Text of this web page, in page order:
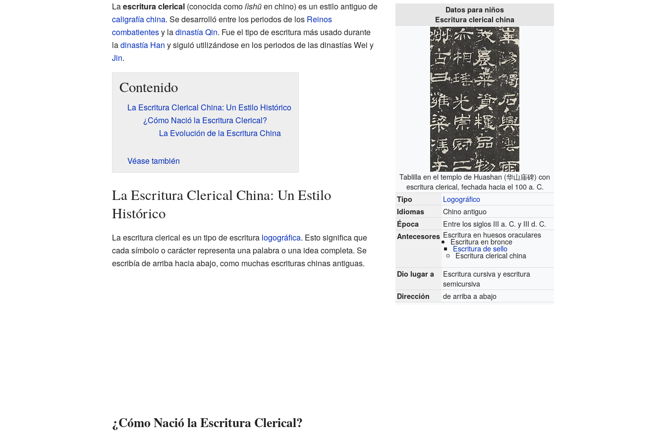
Datos para niños
Escritura clerical china
Tablilla en el templo de Huashan (华山庙碑) con
escritura clerical, fechada hacia el 100 a. C.
Tipo Logográfico
Idiomas Chino antiguo
Época Entre los siglos III a. C. y III d. C.
Antecesores Escritura en huesos oraculares
Escritura en bronce
Escritura de sello
Escritura clerical china
Dio lugar a
Escritura cursiva y escritura
semicursiva
Dirección de arriba a abajo
Laescritura clerical(conocida comolìshūen chino) es un estilo antiguo de
caligrafía china. Se desarrolló entre los periodos de los Reinos
combatientesy ladinastía Qin. Fue el tipo de escritura más usado durante
ladinastía Han y siguió utilizándose en los periodos de las dinastías Wei y
Jin.
Contenido
La Escritura Clerical China: Un Estilo Histórico
¿Cómo Nació la Escritura Clerical?
La Evolución de la Escritura China
Véase también
La Escritura Clerical China: Un Estilo
Histórico
La escritura clerical es un tipo de escritura logográfica. Esto significa que
cada símbolo o carácter representa una palabra o una idea completa. Se
escribía de arriba hacia abajo, como muchas escrituras chinas antiguas.
¿Cómo Nació la Escritura Clerical?